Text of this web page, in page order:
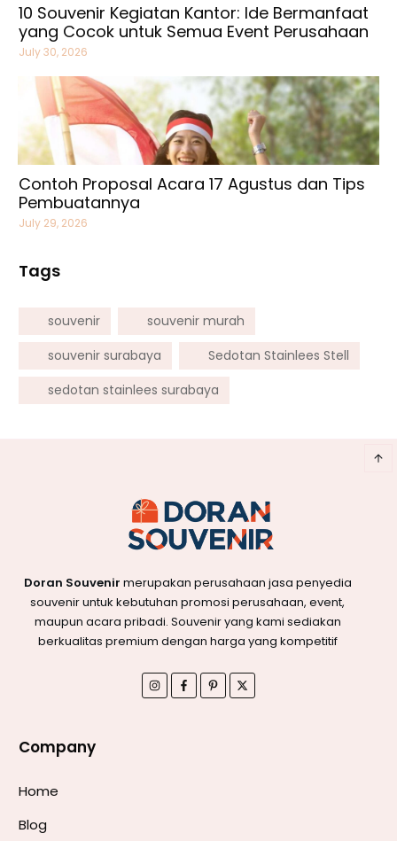
10 Souvenir Kegiatan Kantor: Ide Bermanfaat
yang Cocok untuk Semua Event Perusahaan
July 30, 2026
Contoh Proposal Acara 17 Agustus dan Tips
Pembuatannya
July 29, 2026
Tags
souvenir
souvenir murah
souvenir surabaya
Sedotan Stainlees Stell
sedotan stainlees surabaya
Doran Souvenir merupakan perusahaan jasa penyedia
souvenir untuk kebutuhan promosi perusahaan, event,
maupun acara pribadi. Souvenir yang kami sediakan
berkualitas premium dengan harga yang kompetitif
Company
Home
Blog